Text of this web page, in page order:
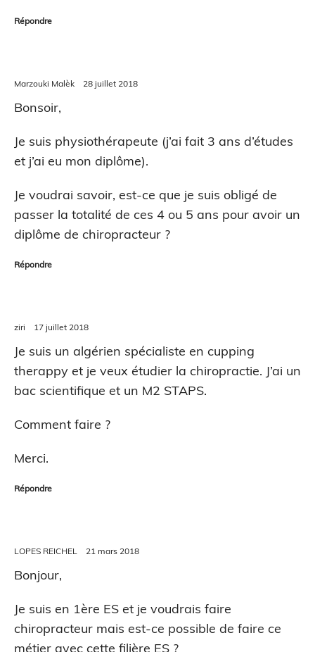
Répondre
Marzouki Malèk 28 juillet 2018
Bonsoir,
Je suis physiothérapeute (j’ai fait 3 ans d’études
et j’ai eu mon diplôme).
Je voudrai savoir, est-ce que je suis obligé de
passer la totalité de ces 4 ou 5 ans pour avoir un
diplôme de chiropracteur ?
Répondre
ziri 17 juillet 2018
Je suis un algérien spécialiste en cupping
therappy et je veux étudier la chiropractie. J’ai un
bac scientifique et un M2 STAPS.
Comment faire ?
Merci.
Répondre
LOPES REICHEL 21 mars 2018
Bonjour,
Je suis en 1ère ES et je voudrais faire
chiropracteur mais est-ce possible de faire ce
métier avec cette filière ES ?